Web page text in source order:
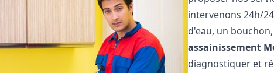
intervenons 24h/
d'eau, un
assainissement
diagnostiquer et